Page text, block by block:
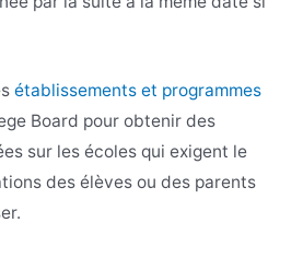
établissements et programmes
Board pour obtenir des
sur les écoles qui exigent le
des élèves ou des parents